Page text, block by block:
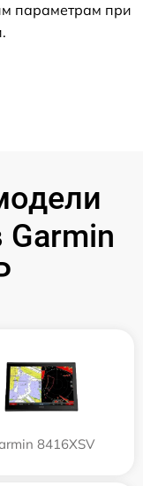
параметрам при
Garmin
8416XSV